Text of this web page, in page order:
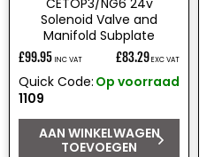
CETOP3/NG6 24v
Solenoid Valve and
Manifold Subplate
Normale
prijs
£99.95 INC VAT £83.29 EXC VAT
Quick Code:
1109
Op voorraad
AAN WINKELWAGEN
TOEVOEGEN